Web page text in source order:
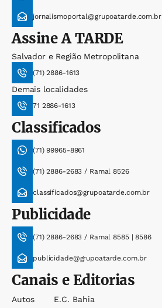
jornalismoportal@grupoatarde.com.br
AssineA TARDE
Salvador e Região Metropolitana
(71) 2886-1613
Demais localidades
71 2886-1613
Classificados
(71) 99965-8961
(71) 2886-2683 / Ramal 8526
classificados@grupoatarde.com.br
Publicidade
(71) 2886-2683 / Ramal 8585 | 8586
publicidade@grupoatarde.com.br
Canais e Editorias
Autos
E.c. Bahia